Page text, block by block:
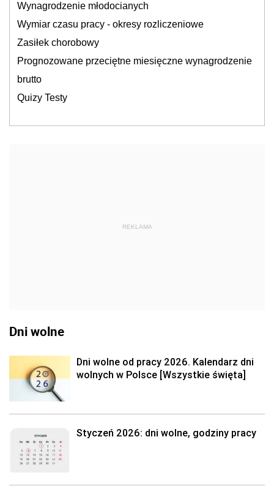
Wynagrodzenie młodocianych
Wymiar czasu pracy - okresy rozliczeniowe
Zasiłek chorobowy
Prognozowane przeciętne miesięczne wynagrodzenie
brutto
Quizy Testy
REKLAMA
Dni wolne
Dni wolne od pracy 2026. Kalendarz dni
wolnych w Polsce [Wszystkie święta]
Styczeń 2026: dni wolne, godziny pracy